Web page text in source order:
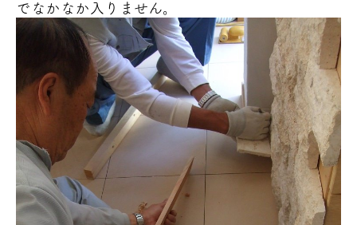
でなかなか入りません。